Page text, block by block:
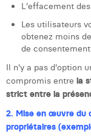
L'effacement
Les utilisateurs
obtenez moins
de
Il n'y a pas d'option
compromis entre la
strict entre la
2. Mise en œuvre du
propriétaires